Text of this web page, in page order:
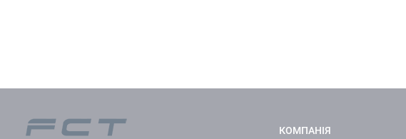
КОМПАНІЯ